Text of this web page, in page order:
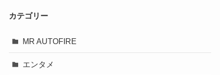
カテゴリー
MR AUTOFIRE
エンタメ